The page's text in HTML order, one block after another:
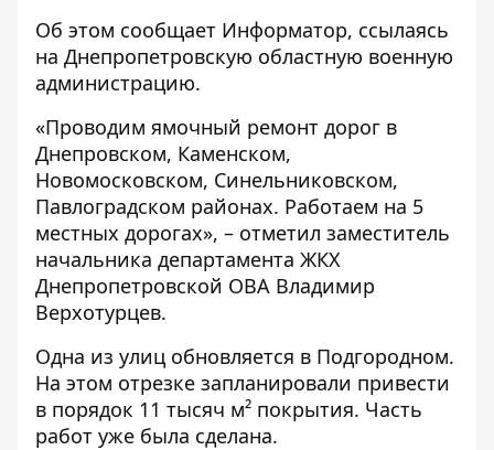
Об этом сообщает Информатор, ссылаясь
на Днепропетровскую областную военную
администрацию.
«Проводим ямочный ремонт дорог в
Днепровском, Каменском,
Новомосковском, Синельниковском,
Павлоградском районах. Работаем на 5
местных дорогах», – отметил заместитель
начальника департамента ЖКХ
Днепропетровской ОВА Владимир
Верхотурцев.
Одна из улиц обновляется в Подгородном.
На этом отрезке запланировали привести
в порядок 11 тысяч м² покрытия. Часть
работ уже была сделана.